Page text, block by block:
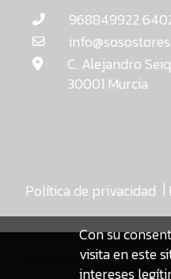
968849922
C. Alejandro
30001 Murcia
Política de privacidad |
Con su
visita en este
intereses